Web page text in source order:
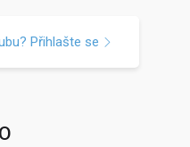
Přihlašte se